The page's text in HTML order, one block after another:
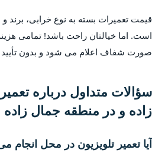
قیمت تعمیرات بسته به نوع خرابی، برند
است. اما خیالتان راحت باشد! تمامی
صورت شفاف اعلام می شود و بدون تأیید
سؤالات متداول درباره
زاده و در منطقه جمال زاده
آیا تعمیر تلویزیون در محل انجام